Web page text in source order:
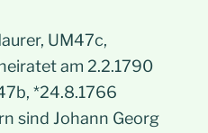
UM47c,
am 2.2.1790
*24.8.1766
sind Johann Georg